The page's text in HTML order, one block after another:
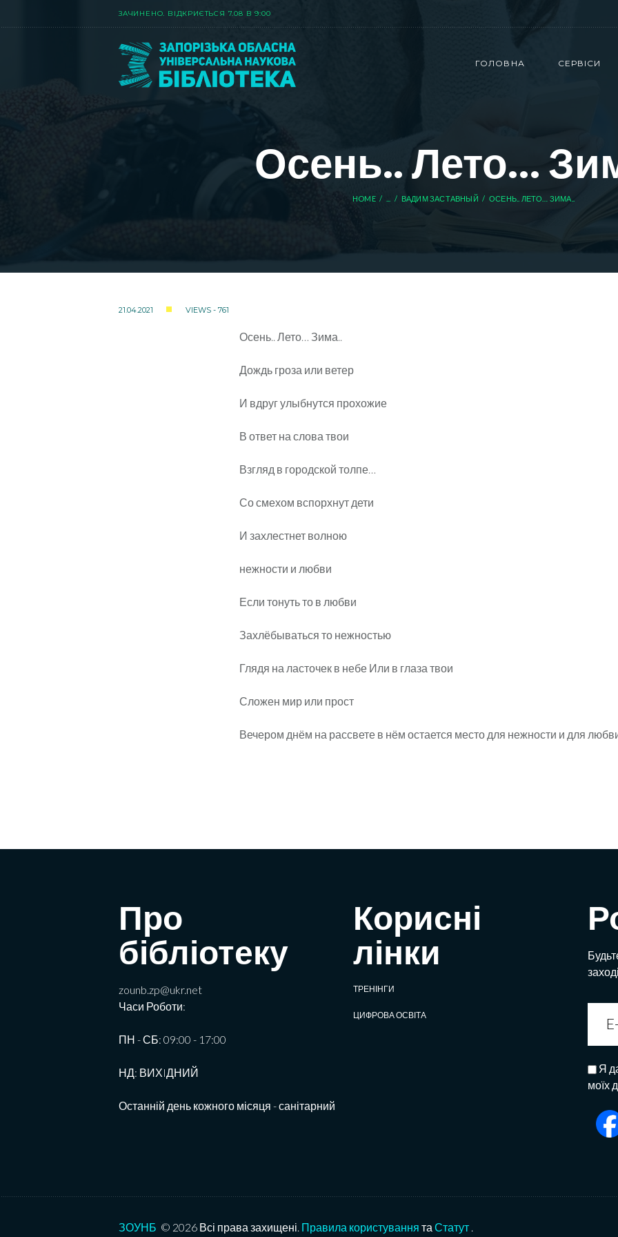
ЗАЧИНЕНО. ВIДКРИЄТЬСЯ 7.08 В 9:00
ГОЛОВНА СЕРВІСИ
Осень.. Лето…
HOME ВАДИМ ЗАСТАВНЫЙ ОСЕНЬ.. ЛЕТО… ЗИМА..
21.04.2021 VIEWS - 761
Осень.. Лето… Зима..
Дождь гроза или ветер
И вдруг улыбнутся прохожие
В ответ на слова твои
Взгляд в городской толпе…
Со смехом вспорхнут дети
И захлестнет волною
нежности и любви
Если тонуть то в любви
Захлёбываться то нежностью
Глядя на ласточек в небе Или в глаза твои
Сложен мир или прост
Вечером днём на рассвете в нём остается место для нежности и для
Про
бібліотеку
zounb.zp@ukr.net
Часи Роботи:
ПН - СБ: 09:00 - 17:00
НД: ВИХIДНИЙ
Останній день кожного місяця - санітарний
Корисні
лінки
ТРЕНІНГИ
ЦИФРОВА ОСВІТА
Я
моїх
ЗОУНБ © 2026 Всі права захищені. Правила користування та Статут .